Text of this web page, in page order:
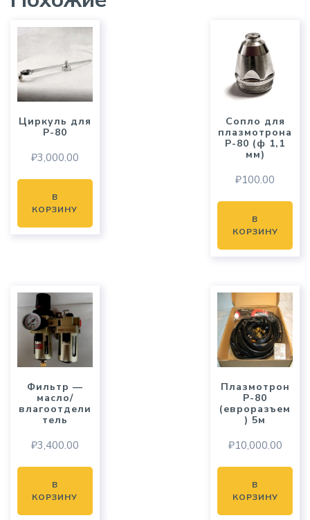
Циркуль для
P-80
₽3,000.00
В
КОРЗИНУ
Cопло для
плазмотрона
P-80 (ф 1,1
мм)
₽100.00
В
КОРЗИНУ
Фильтр —
масло/
влагоотдели
тель
₽3,400.00
В
КОРЗИНУ
Плазмотрон
P-80
(евроразъем
) 5м
₽10,000.00
В
КОРЗИНУ